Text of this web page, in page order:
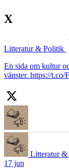
X
Litteratur & Politik
En sida om kultur
vänster. https://t.co/
Litteratur
17 jun